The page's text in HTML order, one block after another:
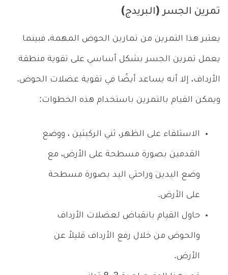
تمرين الجسر (البريدج)
يعتبر هذا التمرين من تمارين الحوض المهمة، فبينما
يعمل تمرين الجسر بشكل أساسي على تقوية منطقة
الأرداف، إلا أنه يساعد أيضًا في تقوية عضلات الحوض.
ويمكن القيام بالتمرين باستخدام هذه الخطوات:
الاستلقاء على الظهر، ثني الركبتين ، ووضع
القدمين بصورة مسطحة على الأرض، مع
وضع اليدين وراحتي اليد بصورة مسطحة
على الأرض.
حاول القيام بانقباض لعضلات الأرداف
والحوض من خلال رفع الأرداف قليلاً عن
الأرض.